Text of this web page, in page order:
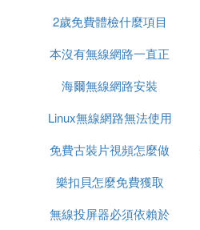
5、蘭陵王、花木蘭——默契
6、裴擒虎——李小龍
四、戰士：
1、鎧——絳天戰甲
2、李信——一念神魔
3、劉備——時之戀人
5、呂布——御風驍將
6、哪吒——逐夢之翼
腳本
2歲免費體檢什麼項目
本沒有無線網路一直正
在識別
海爾無線網路安裝
Linux無線網路無法使用
免費古裝片視頻怎麼做
的
樂扣貝怎麼免費獲取
無線投屏器必須依賴於